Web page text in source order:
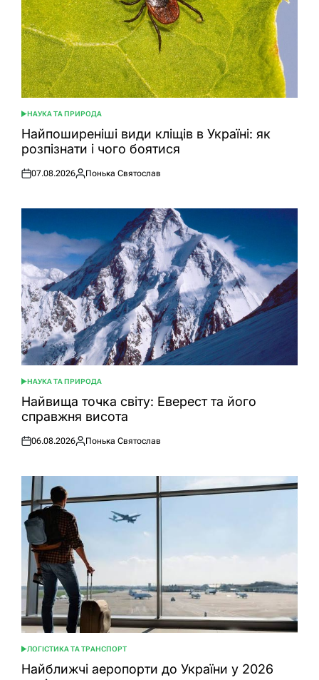
ОПУБЛІКУВАТИ
У
НАУКА ТА ПРИРОДА
Найпоширеніші види кліщів в Україні: як
розпізнати і чого боятися
Оприлюднено
07.08.2026
Опубліковано
Понька Святослав
ОПУБЛІКУВАТИ
У
НАУКА ТА ПРИРОДА
Найвища точка світу: Еверест та його
справжня висота
Оприлюднено
06.08.2026
Опубліковано
Понька Святослав
ОПУБЛІКУВАТИ
У
ЛОГІСТИКА ТА ТРАНСПОРТ
Найближчі аеропорти до України у 2026